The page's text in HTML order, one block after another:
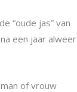
“oude jas” van
een jaar alweer
of vrouw